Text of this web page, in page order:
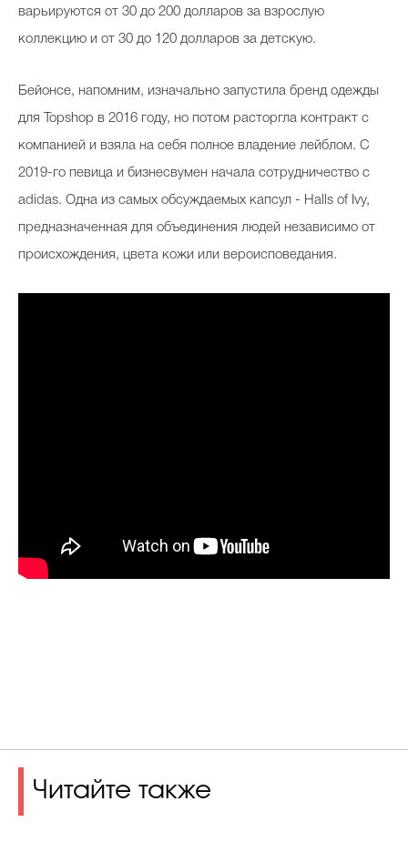
варьируются от 30 до 200 долларов за взрослую
коллекцию и от 30 до 120 долларов за детскую.
Бейонсе, напомним, изначально запустила бренд одежды
для Topshop в 2016 году, но потом расторгла контракт с
компанией и взяла на себя полное владение лейблом. С
2019-го певица и бизнесвумен начала сотрудничество с
adidas. Одна из самых обсуждаемых капсул - Halls of Ivy,
предназначенная для объединения людей независимо от
происхождения, цвета кожи или вероисповедания.
Читайте также